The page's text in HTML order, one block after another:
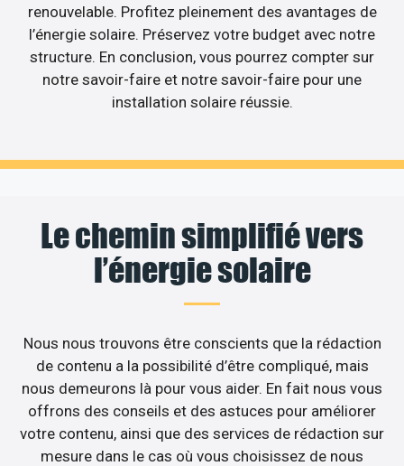
renouvelable. Profitez pleinement des avantages de
l’énergie solaire. Préservez votre budget avec notre
structure. En conclusion, vous pourrez compter sur
notre savoir-faire et notre savoir-faire pour une
installation solaire réussie.
Le chemin simplifié vers
l’énergie solaire
Nous nous trouvons être conscients que la rédaction
de contenu a la possibilité d’être compliqué, mais
nous demeurons là pour vous aider. En fait nous vous
offrons des conseils et des astuces pour améliorer
votre contenu, ainsi que des services de rédaction sur
mesure dans le cas où vous choisissez de nous